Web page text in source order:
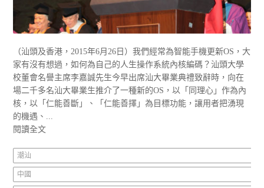
（汕頭及香港，2015年6月26日）我們經常為智能手機更新OS，大
家有沒有想過，如何為自己的人生操作系統內核編碼？汕頭大學
校董會名譽主席李嘉誠先生今早出席汕大畢業典禮致辭時，向在
場二千多名汕大畢業生推介了一種新的OS，以「同理心」作為內
核，以「仁能善斷」、「仁能善擇」為目標功能，讓用者把湧現
的機遇、...
閱讀全文
潮汕
中國